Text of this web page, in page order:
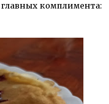
главных комплимента: